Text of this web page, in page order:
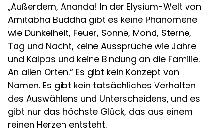
„Außerdem, Ananda! In der Elysium-Welt von
Amitabha Buddha gibt es keine Phänomene
wie Dunkelheit, Feuer, Sonne, Mond, Sterne,
Tag und Nacht, keine Aussprüche wie Jahre
und Kalpas und keine Bindung an die Familie.
An allen Orten.“ Es gibt kein Konzept von
Namen. Es gibt kein tatsächliches Verhalten
des Auswählens und Unterscheidens, und es
gibt nur das höchste Glück, das aus einem
reinen Herzen entsteht.